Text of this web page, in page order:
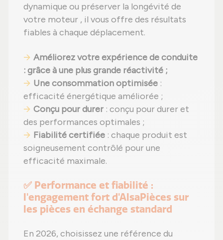
dynamique ou préserver la longévité de
votre moteur , il vous offre des résultats
fiables à chaque déplacement.
Améliorez votre expérience de conduite
: grâce à une plus grande réactivité ;
Une consommation optimisée :
efficacité énergétique améliorée ;
Conçu pour durer : conçu pour durer et
des performances optimales ;
Fiabilité certifiée : chaque produit est
soigneusement contrôlé pour une
efficacité maximale.
✅ Performance et fiabilité :
l'engagement fort d'AlsaPièces sur
les pièces en échange standard
En 2026, choisissez une référence du